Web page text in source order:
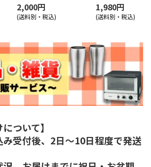
2,000円
(送料別・税込)
1,980円
(送料別・税込)
ついて】
受付後、2日～10日程度で発送